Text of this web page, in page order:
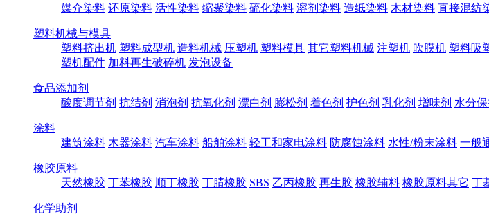
媒介染料 还原染料 活性染料 缩聚染料 硫化染料 溶剂染料 造纸染料 木材染料 直接混纺
塑料机械与模具
塑料挤出机 塑料成型机 造料机械 压塑机 塑料模具 其它塑料机械 注塑机 吹膜机 塑料吸
塑机配件 加料再生破碎机 发泡设备
食品添加剂
酸度调节剂 抗结剂 消泡剂 抗氧化剂 漂白剂 膨松剂 着色剂 护色剂 乳化剂 增味剂 水分保
涂料
建筑涂料 木器涂料 汽车涂料 船舶涂料 轻工和家电涂料 防腐蚀涂料 水性/粉末涂料 一般
橡胶原料
天然橡胶 丁苯橡胶 顺丁橡胶 丁腈橡胶 SBS 乙丙橡胶 再生胶 橡胶辅料 橡胶原料其它 丁
化学助剂